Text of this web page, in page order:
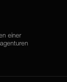
einer